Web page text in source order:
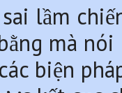
lầm
mà
biện